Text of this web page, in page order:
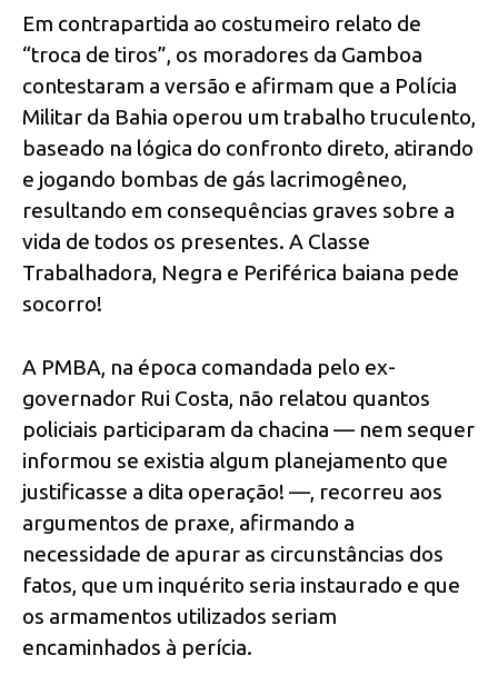
Em contrapartida ao costumeiro relato de
“troca de tiros”, os moradores da Gamboa
contestaram a versão e afirmam que a Polícia
Militar da Bahia operou um trabalho truculento,
baseado na lógica do confronto direto, atirando
e jogando bombas de gás lacrimogêneo,
resultando em consequências graves sobre a
vida de todos os presentes. A Classe
Trabalhadora, Negra e Periférica baiana pede
socorro!
A PMBA, na época comandada pelo ex-
governador Rui Costa, não relatou quantos
policiais participaram da chacina — nem sequer
informou se existia algum planejamento que
justificasse a dita operação! —, recorreu aos
argumentos de praxe, afirmando a
necessidade de apurar as circunstâncias dos
fatos, que um inquérito seria instaurado e que
os armamentos utilizados seriam
encaminhados à perícia.